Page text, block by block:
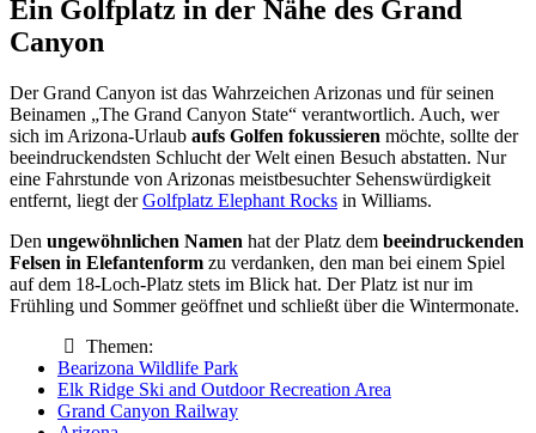
Ein Golfplatz in der Nähe des Grand
Canyon
Der Grand Canyon ist das Wahrzeichen Arizonas und für seinen
Beinamen „The Grand Canyon State“ verantwortlich. Auch, wer
sich im Arizona-Urlaub aufs Golfen fokussieren möchte, sollte der
beeindruckendsten Schlucht der Welt einen Besuch abstatten. Nur
eine Fahrstunde von Arizonas meistbesuchter Sehenswürdigkeit
entfernt, liegt derGolfplatz Elephant Rocks in Williams.
Den ungewöhnlichen Namen hat der Platz dem beeindruckenden
Felsen in Elefantenform zu verdanken, den man bei einem Spiel
auf dem 18-Loch-Platz stets im Blick hat. Der Platz ist nur im
Frühling und Sommer geöffnet und schließt über die Wintermonate.
Themen:
Bearizona Wildlife Park
Elk Ridge Ski and Outdoor Recreation Area
Grand Canyon Railway